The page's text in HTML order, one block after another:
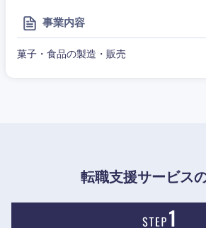
事業内容
菓子・食品の製造・販売
転職支援サービス
新潟県
石川県